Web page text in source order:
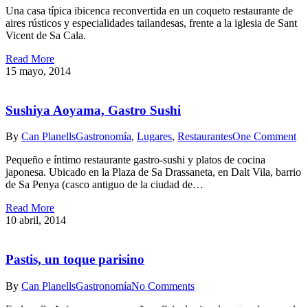
Una casa típica ibicenca reconvertida en un coqueto restaurante de
aires rústicos y especialidades tailandesas, frente a la iglesia de Sant
Vicent de Sa Cala.
Read More
15 mayo, 2014
Sushiya Aoyama, Gastro Sushi
By Can PlanellsGastronomía, Lugares, RestaurantesOne Comment
Pequeño e íntimo restaurante gastro-sushi y platos de cocina
japonesa. Ubicado en la Plaza de Sa Drassaneta, en Dalt Vila, barrio
de Sa Penya (casco antiguo de la ciudad de…
Read More
10 abril, 2014
Pastis, un toque parisino
By Can PlanellsGastronomíaNo Comments